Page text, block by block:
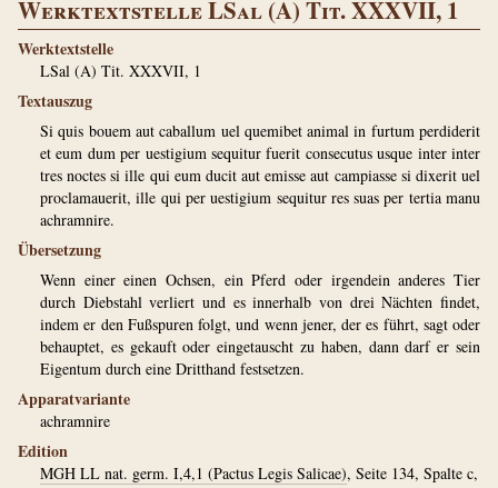
Werktextstelle LSal (A) Tit. XXXVII, 1
Werktextstelle
LSal (A) Tit. XXXVII, 1
Textauszug
Si quis bouem aut caballum uel quemibet animal in furtum perdiderit
et eum dum per uestigium sequitur fuerit consecutus usque inter inter
tres noctes si ille qui eum ducit aut emisse aut campiasse si dixerit uel
proclamauerit, ille qui per uestigium sequitur res suas per tertia manu
achramnire.
Übersetzung
Wenn einer einen Ochsen, ein Pferd oder irgendein anderes Tier
durch Diebstahl verliert und es innerhalb von drei Nächten findet,
indem er den Fußspuren folgt, und wenn jener, der es führt, sagt oder
behauptet, es gekauft oder eingetauscht zu haben, dann darf er sein
Eigentum durch eine Dritthand festsetzen.
Apparatvariante
achramnire
Edition
MGH LL nat. germ. I,4,1 (Pactus Legis Salicae), Seite 134, Spalte c,